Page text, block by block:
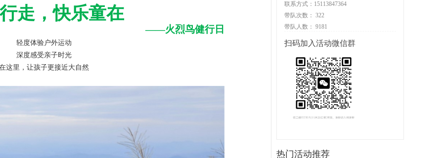
走，快乐童在
——火烈鸟健行日
轻度体验户外运动
深度感受亲子时光
这里，让孩子更接近大自然
联系方式：15113847364
带队次数： 322
带队人数： 9181
扫码加入活动微信群
热门活动推荐